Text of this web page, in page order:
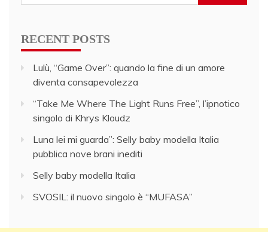
for:
RECENT POSTS
Lulù, “Game Over”: quando la fine di un amore
diventa consapevolezza
“Take Me Where The Light Runs Free”, l’ipnotico
singolo di Khrys Kloudz
Luna lei mi guarda”: Selly baby modella Italia
pubblica nove brani inediti
Selly baby modella Italia
SVOSIL: il nuovo singolo è “MUFASA”